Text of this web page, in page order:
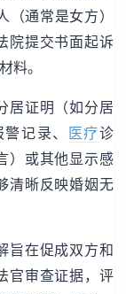
通常是女方）
院提交书面起诉
料。
居证明（如分居
记录、 医疗诊
）或其他显示感
清晰反映婚姻无
旨在促成双方和
官审查证据，评